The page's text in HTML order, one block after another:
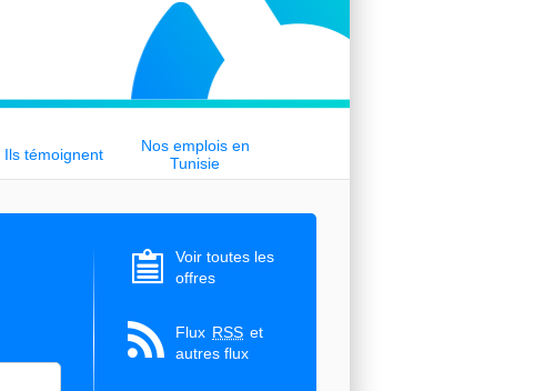
Ils témoignent
Nos emplois en
Tunisie
Voir toutes les
offres
Flux RSS et
autres flux